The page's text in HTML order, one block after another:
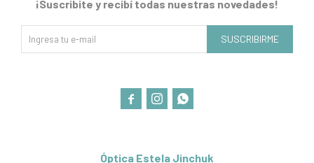
Óptica Estela Jinchuk
¡Suscribite y recibí todas nuestras novedades!
SUSCRIBIRME
  